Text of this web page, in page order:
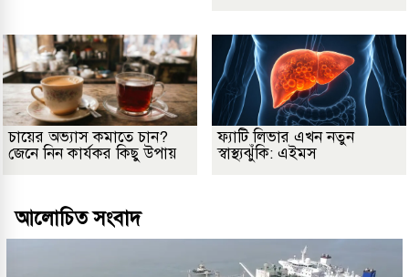
চায়ের অভ্যাস কমাতে চান?
জেনে নিন কার্যকর কিছু উপায়
ফ্যাটি লিভার এখন নতুন
স্বাস্থ্যঝুঁকি: এইমস
আলোচিত সংবাদ